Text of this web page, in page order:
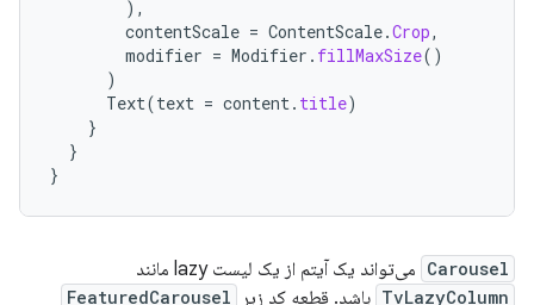
),
contentScale = ContentScale.Crop,
modifier = Modifier . fillMaxSize()
)
Text(text = content . title)
}
}
}
Carousel می‌تواند یک آیتم از یک لیست lazy مانند
TvLazyColumn باشد. قطعه کد زیر FeaturedCarousel